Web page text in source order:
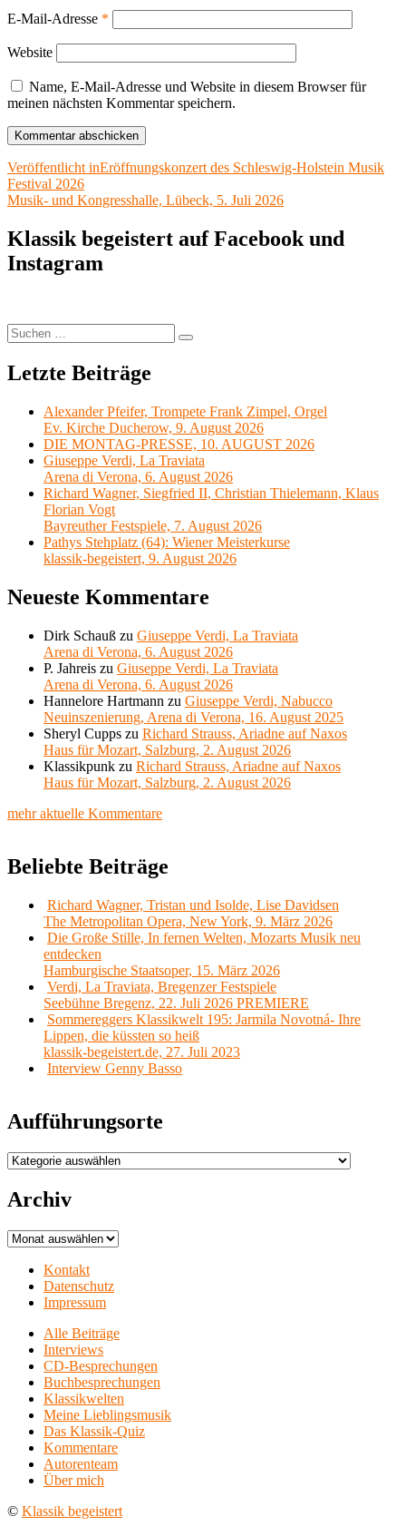
E-Mail-Adresse *
Website
Name, E-Mail-Adresse und Website in diesem Browser für
meinen nächsten Kommentar speichern.
Beitragsnavigation
Veröffentlicht inEröffnungskonzert des Schleswig-Holstein Musik
Festival 2026
Musik- und Kongresshalle, Lübeck, 5. Juli 2026
Klassik begeistert auf Facebook und
Instagram
Suchen
nach:
Suchen
Letzte Beiträge
Alexander Pfeifer, Trompete Frank Zimpel, Orgel
Ev. Kirche Ducherow, 9. August 2026
DIE MONTAG-PRESSE, 10. AUGUST 2026
Giuseppe Verdi, La Traviata
Arena di Verona, 6. August 2026
Richard Wagner, Siegfried II, Christian Thielemann, Klaus
Florian Vogt
Bayreuther Festspiele, 7. August 2026
Pathys Stehplatz (64): Wiener Meisterkurse
klassik-begeistert, 9. August 2026
Neueste Kommentare
Dirk Schauß zu Giuseppe Verdi, La Traviata
Arena di Verona, 6. August 2026
P. Jahreis zu Giuseppe Verdi, La Traviata
Arena di Verona, 6. August 2026
Hannelore Hartmann zu Giuseppe Verdi, Nabucco
Neuinszenierung, Arena di Verona, 16. August 2025
Sheryl Cupps zu Richard Strauss, Ariadne auf Naxos
Haus für Mozart, Salzburg, 2. August 2026
Klassikpunk zu Richard Strauss, Ariadne auf Naxos
Haus für Mozart, Salzburg, 2. August 2026
mehr aktuelle Kommentare
Beliebte Beiträge
Richard Wagner, Tristan und Isolde, Lise Davidsen
The Metropolitan Opera, New York, 9. März 2026
Die Große Stille, In fernen Welten, Mozarts Musik neu
entdecken
Hamburgische Staatsoper, 15. März 2026
Verdi, La Traviata, Bregenzer Festspiele
Seebühne Bregenz, 22. Juli 2026 PREMIERE
Sommereggers Klassikwelt 195: Jarmila Novotná- Ihre
Lippen, die küssten so heiß
klassik-begeistert.de, 27. Juli 2023
Interview Genny Basso
Aufführungsorte
Aufführungsorte
Archiv
Archiv
Kontakt
Datenschutz
Impressum
Alle Beiträge
Interviews
CD-Besprechungen
Buchbesprechungen
Klassikwelten
Meine Lieblingsmusik
Das Klassik-Quiz
Kommentare
Autorenteam
Über mich
© Klassik begeistert